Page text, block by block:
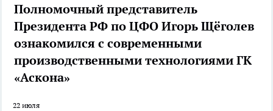
Полномочный представитель
Президента РФ по ЦФО Игорь Щёголев
ознакомился с современными
производственными технологиями ГК
«Аскона»
22 июля